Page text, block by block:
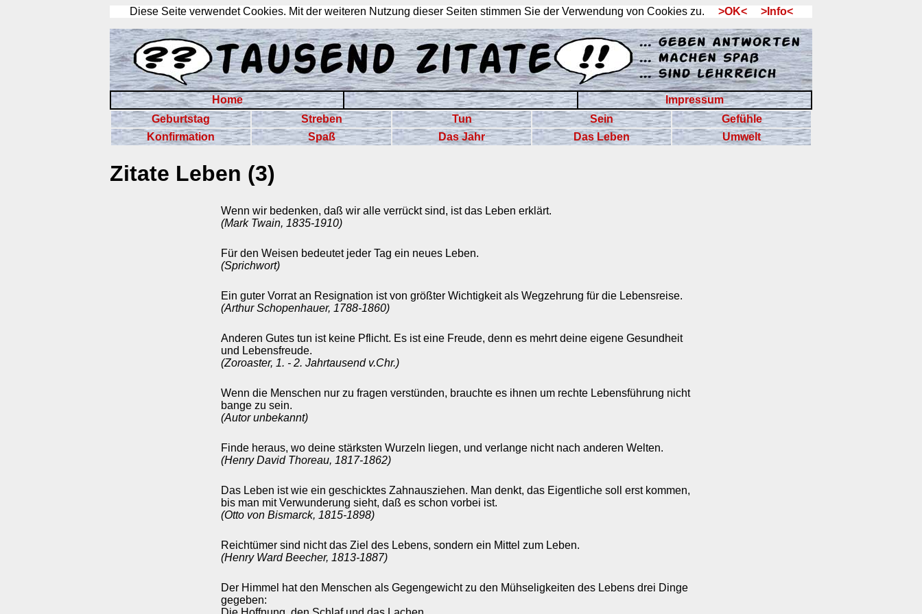
Diese Seite verwendet Cookies. Mit der weiteren Nutzung dieser Seiten stimmen Sie der Verwendung von Cookies zu. >OK< >Info<
Home
Impressum
Geburtstag
Streben Tun Sein
Gefühle
Konfirmation
Spaß Das Jahr Das Leben Umwelt
Zitate Leben (3)
Wenn wir bedenken, daß wir alle verrückt sind, ist das Leben erklärt.
(Mark Twain, 1835-1910)
Für den Weisen bedeutet jeder Tag ein neues Leben.
(Sprichwort)
Ein guter Vorrat an Resignation ist von größter Wichtigkeit als Wegzehrung für die Lebensreise.
(Arthur Schopenhauer, 1788-1860)
Anderen Gutes tun ist keine Pflicht. Es ist eine Freude, denn es mehrt deine eigene Gesundheit
und Lebensfreude.
(Zoroaster, 1. - 2. Jahrtausend v.Chr.)
Wenn die Menschen nur zu fragen verstünden, brauchte es ihnen um rechte Lebensführung nicht
bange zu sein.
(Autor unbekannt)
Finde heraus, wo deine stärksten Wurzeln liegen, und verlange nicht nach anderen Welten.
(Henry David Thoreau, 1817-1862)
Das Leben ist wie ein geschicktes Zahnausziehen. Man denkt, das Eigentliche soll erst kommen,
bis man mit Verwunderung sieht, daß es schon vorbei ist.
(Otto von Bismarck, 1815-1898)
Reichtümer sind nicht das Ziel des Lebens, sondern ein Mittel zum Leben.
(Henry Ward Beecher, 1813-1887)
Der Himmel hat den Menschen als Gegengewicht zu den Mühseligkeiten des Lebens drei Dinge
gegeben: